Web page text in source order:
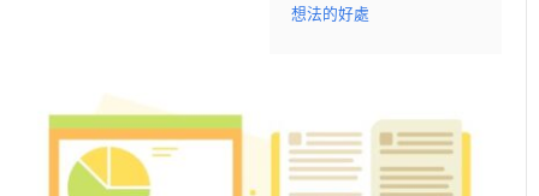
想法的好處